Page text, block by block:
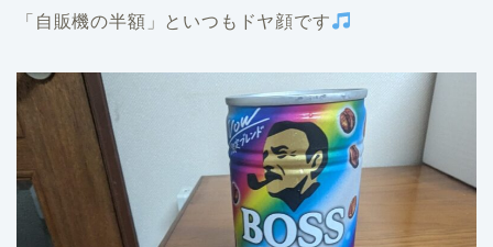
「自販機の半額」といつもドヤ顔です